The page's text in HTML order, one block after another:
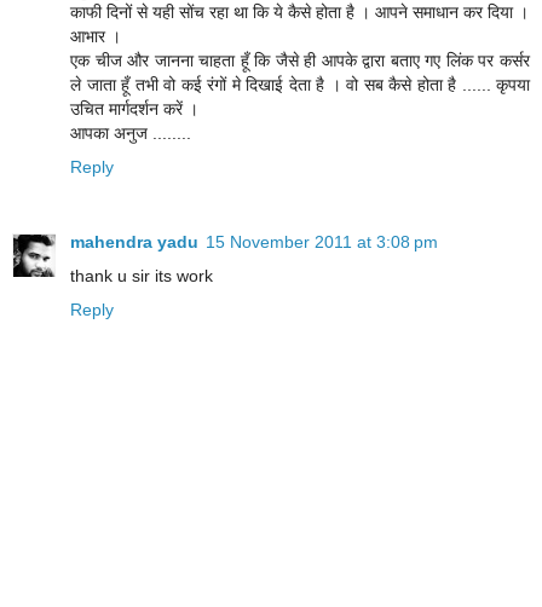
काफी दिनों से यही सोंच रहा था कि ये कैसे होता है । आपने समाधान कर दिया ।
आभार ।
एक चीज और जानना चाहता हूँ कि जैसे ही आपके द्वारा बताए गए लिंक पर कर्सर
ले जाता हूँ तभी वो कई रंगों मे दिखाई देता है । वो सब कैसे होता है ...... कृपया
उचित मार्गदर्शन करें ।
आपका अनुज ........
Reply
mahendra yadu 15 November 2011 at 3:08 pm
thank u sir its work
Reply